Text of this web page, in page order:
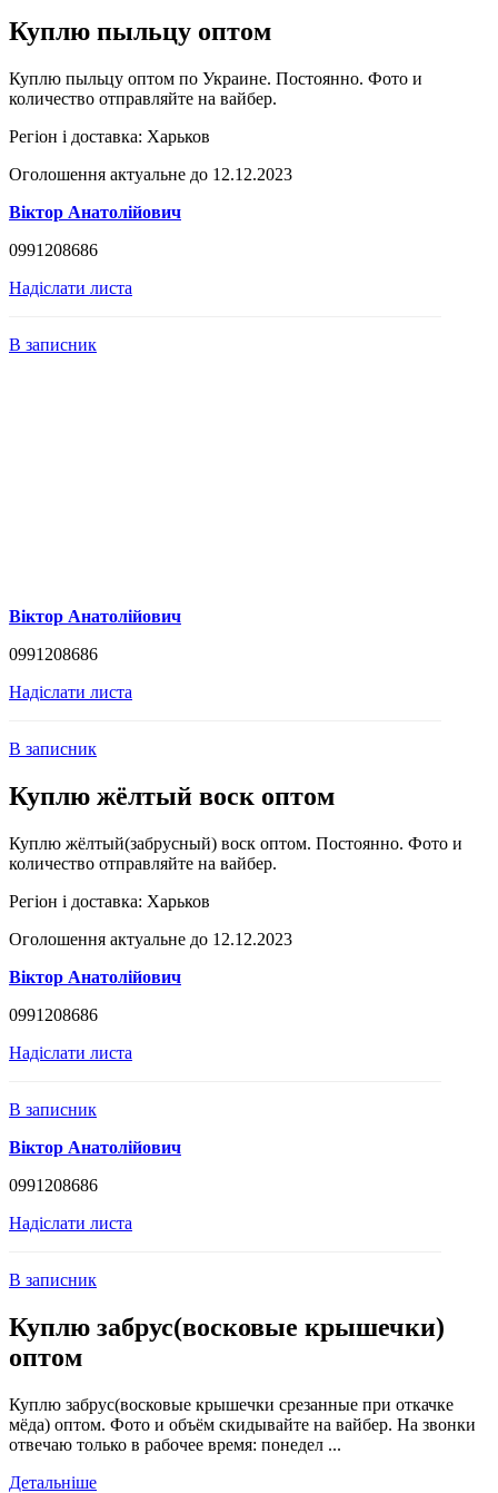
Куплю пыльцу оптом
Куплю пыльцу оптом по Украине. Постоянно. Фото и
количество отправляйте на вайбер.
Регіон і доставка: Харьков
Оголошення актуальне до 12.12.2023
Віктор Анатолійович
0991208686
Надіслати листа
В записник
Віктор Анатолійович
0991208686
Надіслати листа
В записник
Куплю жёлтый воск оптом
Куплю жёлтый(забрусный) воск оптом. Постоянно. Фото и
количество отправляйте на вайбер.
Регіон і доставка: Харьков
Оголошення актуальне до 12.12.2023
Віктор Анатолійович
0991208686
Надіслати листа
В записник
Віктор Анатолійович
0991208686
Надіслати листа
В записник
Куплю забрус(восковые крышечки)
оптом
Куплю забрус(восковые крышечки срезанные при откачке
мёда) оптом. Фото и объём скидывайте на вайбер. На звонки
отвечаю только в рабочее время: понедел ...
Детальніше